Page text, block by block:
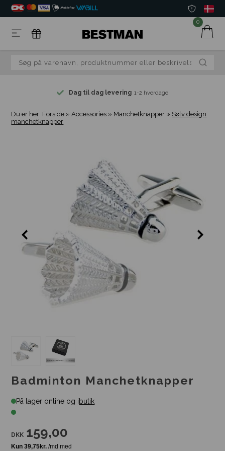
0
Dag til dag levering 1-2 hverdage
Du er her: Forside »Accessories » Manchetknapper » Sølv design
manchetknapper
Badminton Manchetknapper
På lager online og ibutik
...
DKK 159,00